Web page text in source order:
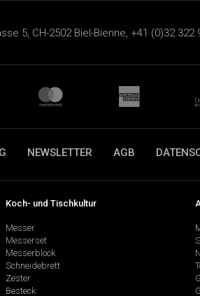
5, CH-2502 Biel-Bienne, +41 (0)32 322
NEWSLETTER AGB
Koch- und Tischkultur
Messer
Messerset
Messerblock
Schneidebrett
Zester
Besteck